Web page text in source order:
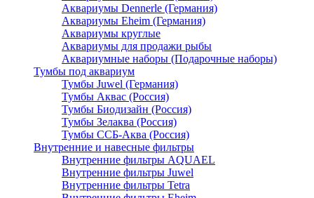
Аквариумы Dennerle (Германия)
Аквариумы Eheim (Германия)
Аквариумы круглые
Аквариумы для продажи рыбы
Аквариумные наборы (Подарочные наборы)
Тумбы под аквариум
Тумбы Juwel (Германия)
Тумбы Аквас (Россия)
Тумбы Биодизайн (Россия)
Тумбы Зелаква (Россия)
Тумбы ССБ-Аква (Россия)
Внутренние и навесные фильтры
Внутренние фильтры AQUAEL
Внутренние фильтры Juwel
Внутренние фильтры Tetra